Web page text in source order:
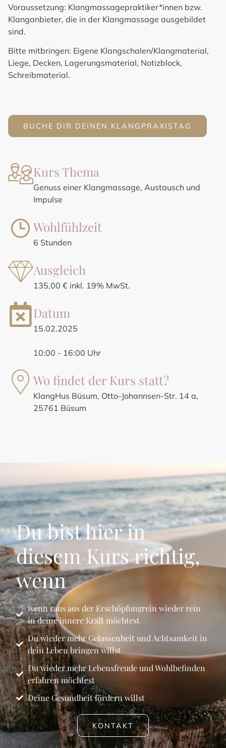
Voraussetzung: Klangmassagepraktiker*innen bzw.
Klanganbieter, die in der Klangmassage ausgebildet
sind.
Bitte mitbringen: Eigene Klangschalen/Klangmaterial,
Liege, Decken, Lagerungsmaterial, Notizblock,
Schreibmaterial.
BUCHE DIR DEINEN KLANGPRAXISTAG
Kurs Thema
Genuss einer Klangmassage, Austausch und
Impulse
Wohlfühlzeit
6 Stunden
Ausgleich
135,00 € inkl. 19% MwSt.
Datum
15.02.2025
10:00 - 16:00 Uhr
Wo findet der Kurs statt?
KlangHus Büsum, Otto-Johannsen-Str. 14 a,
25761 Büsum
Du bist hier in
diesem Kurs richtig,
wenn
wenn raus aus der Erschöpfungrein wieder rein
in deine innere Kraft möchtest
Du wieder mehr Gelassenheit und Achtsamkeit in
dein Leben bringen willst
Du wieder mehr Lebensfreude und Wohlbefinden
erfahren möchtest
Deine Gesundheit fördern willst
KONTAKT